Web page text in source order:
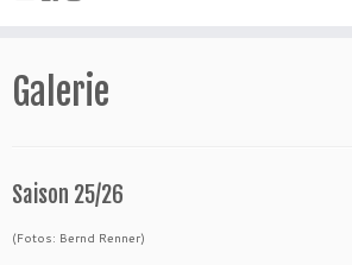
Inhalt
springen
Galerie
Saison 25/26
(Fotos: Bernd Renner)